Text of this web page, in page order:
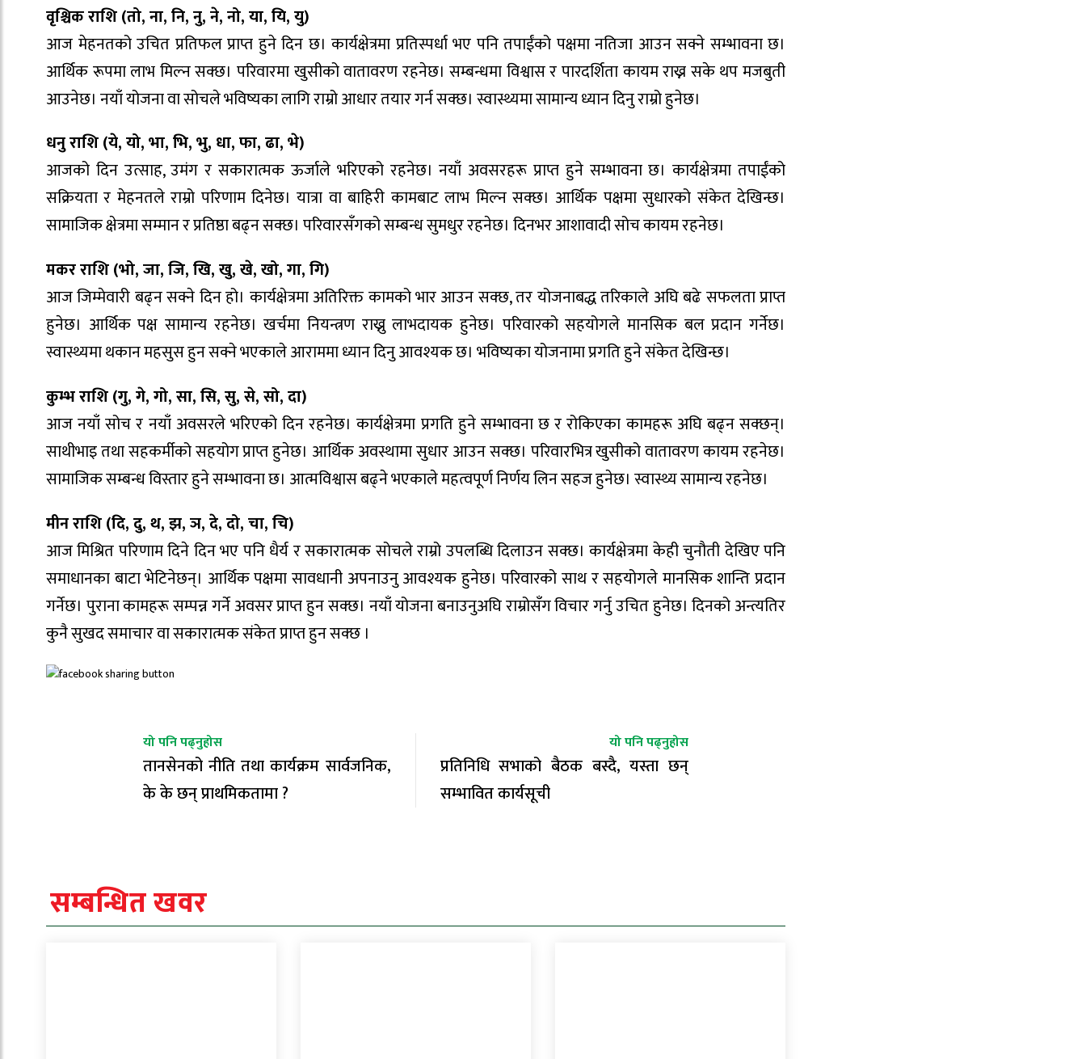
वृश्चिक राशि (तो, ना, नि, नु, ने, नो, या, यि, यु)
आज मेहनतको उचित प्रतिफल प्राप्त हुने दिन छ। कार्यक्षेत्रमा प्रतिस्पर्धा भए पनि तपाईंको पक्षमा नतिजा आउन सक्ने सम्भावना छ।
आर्थिक रूपमा लाभ मिल्न सक्छ। परिवारमा खुसीको वातावरण रहनेछ। सम्बन्धमा विश्वास र पारदर्शिता कायम राख्न सके थप मजबुती
आउनेछ। नयाँ योजना वा सोचले भविष्यका लागि राम्रो आधार तयार गर्न सक्छ। स्वास्थ्यमा सामान्य ध्यान दिनु राम्रो हुनेछ।
धनु राशि (ये, यो, भा, भि, भु, धा, फा, ढा, भे)
आजको दिन उत्साह, उमंग र सकारात्मक ऊर्जाले भरिएको रहनेछ। नयाँ अवसरहरू प्राप्त हुने सम्भावना छ। कार्यक्षेत्रमा तपाईंको
सक्रियता र मेहनतले राम्रो परिणाम दिनेछ। यात्रा वा बाहिरी कामबाट लाभ मिल्न सक्छ। आर्थिक पक्षमा सुधारको संकेत देखिन्छ।
सामाजिक क्षेत्रमा सम्मान र प्रतिष्ठा बढ्न सक्छ। परिवारसँगको सम्बन्ध सुमधुर रहनेछ। दिनभर आशावादी सोच कायम रहनेछ।
मकर राशि (भो, जा, जि, खि, खु, खे, खो, गा, गि)
आज जिम्मेवारी बढ्न सक्ने दिन हो। कार्यक्षेत्रमा अतिरिक्त कामको भार आउन सक्छ, तर योजनाबद्ध तरिकाले अघि बढे सफलता प्राप्त
हुनेछ। आर्थिक पक्ष सामान्य रहनेछ। खर्चमा नियन्त्रण राख्नु लाभदायक हुनेछ। परिवारको सहयोगले मानसिक बल प्रदान गर्नेछ।
स्वास्थ्यमा थकान महसुस हुन सक्ने भएकाले आराममा ध्यान दिनु आवश्यक छ। भविष्यका योजनामा प्रगति हुने संकेत देखिन्छ।
कुम्भ राशि (गु, गे, गो, सा, सि, सु, से, सो, दा)
आज नयाँ सोच र नयाँ अवसरले भरिएको दिन रहनेछ। कार्यक्षेत्रमा प्रगति हुने सम्भावना छ र रोकिएका कामहरू अघि बढ्न सक्छन्।
साथीभाइ तथा सहकर्मीको सहयोग प्राप्त हुनेछ। आर्थिक अवस्थामा सुधार आउन सक्छ। परिवारभित्र खुसीको वातावरण कायम रहनेछ।
सामाजिक सम्बन्ध विस्तार हुने सम्भावना छ। आत्मविश्वास बढ्ने भएकाले महत्वपूर्ण निर्णय लिन सहज हुनेछ। स्वास्थ्य सामान्य रहनेछ।
मीन राशि (दि, दु, थ, झ, ञ, दे, दो, चा, चि)
आज मिश्रित परिणाम दिने दिन भए पनि धैर्य र सकारात्मक सोचले राम्रो उपलब्धि दिलाउन सक्छ। कार्यक्षेत्रमा केही चुनौती देखिए पनि
समाधानका बाटा भेटिनेछन्। आर्थिक पक्षमा सावधानी अपनाउनु आवश्यक हुनेछ। परिवारको साथ र सहयोगले मानसिक शान्ति प्रदान
गर्नेछ। पुराना कामहरू सम्पन्न गर्ने अवसर प्राप्त हुन सक्छ। नयाँ योजना बनाउनुअघि राम्रोसँग विचार गर्नु उचित हुनेछ। दिनको अन्त्यतिर
कुनै सुखद समाचार वा सकारात्मक संकेत प्राप्त हुन सक्छ ।
यो पनि पढ्नुहोस
तानसेनको नीति तथा कार्यक्रम सार्वजनिक,
के के छन् प्राथमिकतामा ?
यो पनि पढ्नुहोस
प्रतिनिधि सभाको बैठक बस्दै, यस्ता छन्
सम्भावित कार्यसूची
सम्बन्धित खवर